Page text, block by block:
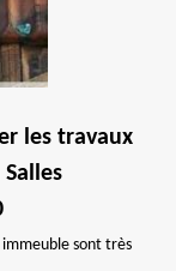
les travaux
sont très